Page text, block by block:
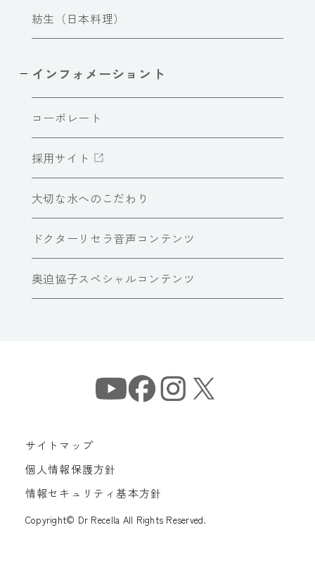
紡生（日本料理）
インフォメーショント
コーポレート
採用サイト
大切な水へのこだわり
ドクターリセラ音声コンテンツ
奥迫協子スペシャルコンテンツ
サイトマップ
個人情報保護方針
情報セキュリティ基本方針
Copyright© Dr Recella All Rights Reserved.